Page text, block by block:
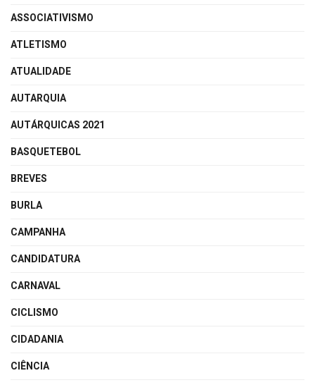
ASSOCIATIVISMO
ATLETISMO
ATUALIDADE
AUTARQUIA
AUTÁRQUICAS 2021
BASQUETEBOL
BREVES
BURLA
CAMPANHA
CANDIDATURA
CARNAVAL
CICLISMO
CIDADANIA
CIÊNCIA